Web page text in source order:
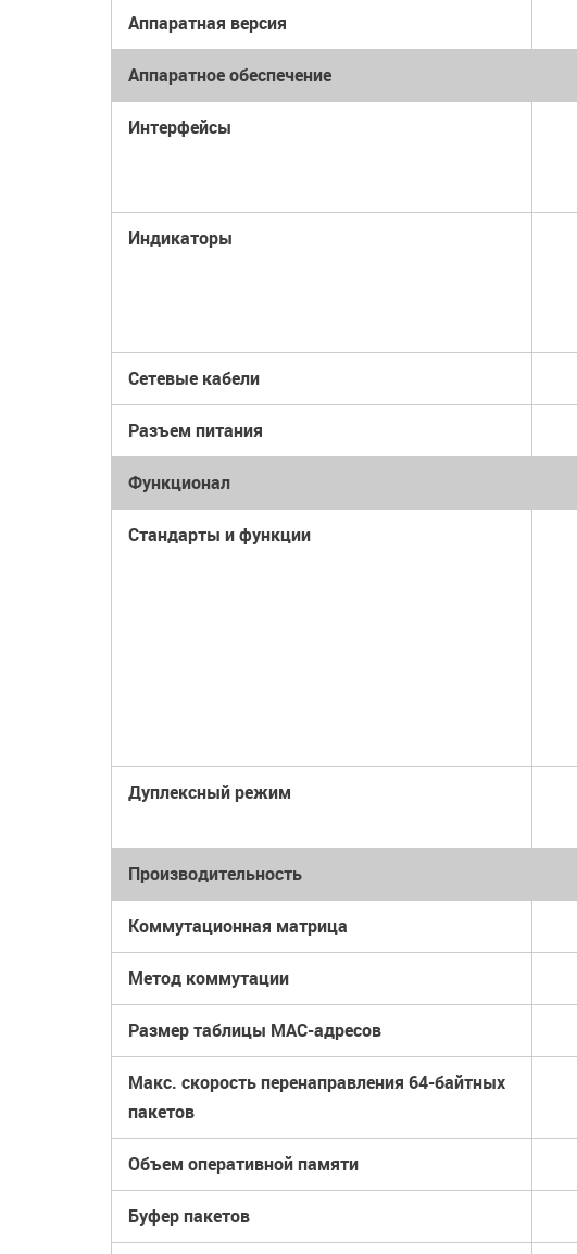
Аппаратная версия
Аппаратное обеспечение
Интерфейсы
Индикаторы
Сетевые кабели
Разъем питания
Функционал
Стандарты и функции
Дуплексный режим
Производительность
Коммутационная матрица
Метод коммутации
Размер таблицы MAC-адресов
Макс. скорость перенаправления 64-байтных
пакетов
Объем оперативной памяти
Буфер пакетов